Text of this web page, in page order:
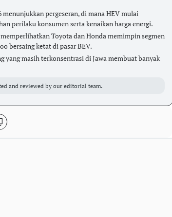
pergeseran, di mana HEV mulai
perilaku konsumen serta kenaikan harga energi.
Toyota dan Honda memimpin segmen
bersaing ketat di pasar BEV.
yang masih terkonsentrasi di Jawa membuat banyak
and reviewed by our editorial team.